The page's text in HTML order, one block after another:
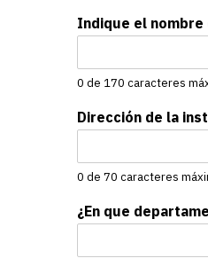
Indique el
0 de 170 caracteres
Dirección de la
0 de 70 caracteres
¿En que